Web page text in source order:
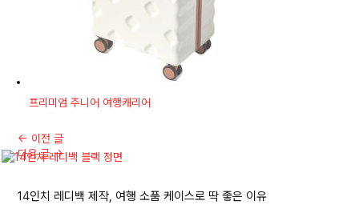
프리미엄 주니어 여행캐리어
← 이전 글
다음 글→
14인치 레디백 제작, 여행 소품 케이스로 딱 좋은 이유